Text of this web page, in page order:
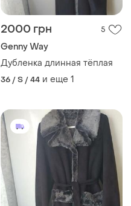
2000 грн 5
Genny Way
Дубленка длинная тёплая
36 / S / 44 и еще 1